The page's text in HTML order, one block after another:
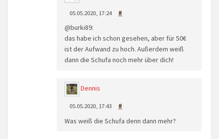
05.05.2020, 17:24 #
@burki89:
das habe ich schon gesehen, aber für 50€
ist der Aufwand zu hoch. Außerdem weiß
dann die Schufa noch mehr über dich!
Dennis
05.05.2020, 17:43 #
Was weiß die Schufa denn dann mehr?